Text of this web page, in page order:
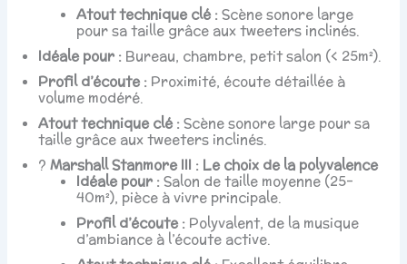
Atout technique clé :Scène sonore large
pour sa taille grâce aux tweeters inclinés.
Idéale pour : Bureau, chambre, petit salon (< 25m²).
Profil d’écoute : Proximité, écoute détaillée à
volume modéré.
Atout technique clé :Scène sonore large pour sa
taille grâce aux tweeters inclinés.
?Marshall Stanmore III : Le choix de la polyvalence
Idéale pour :Salon de taille moyenne (25-
40m²), pièce à vivre principale.
Profil d’écoute : Polyvalent, de la musique
d’ambiance à l’écoute active.